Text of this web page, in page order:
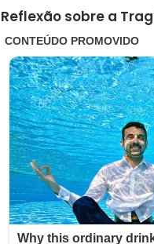
Reflexão sobre a